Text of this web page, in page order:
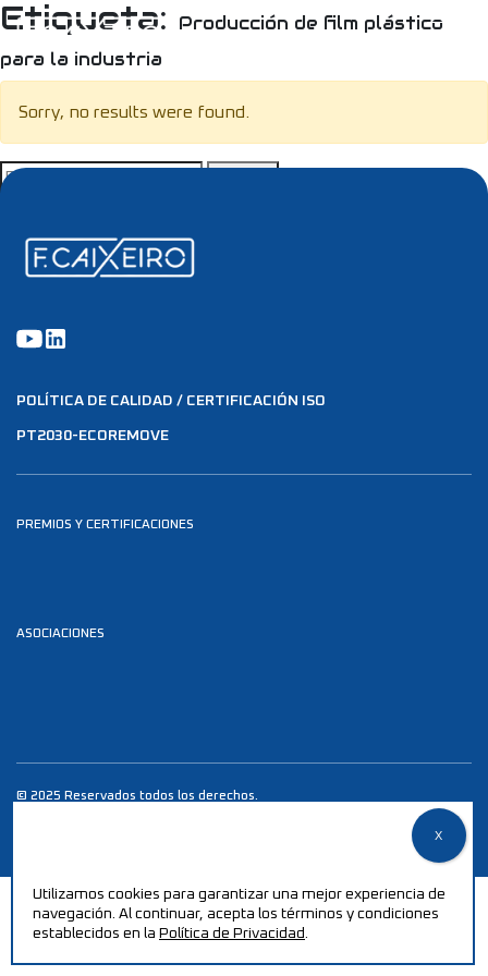
Etiqueta:
Producción de film plástico
para la industria
Sorry, no results were found.
Buscar:
POLÍTICA DE CALIDAD / CERTIFICACIÓN ISO
PT2030-ECOREMOVE
PREMIOS Y CERTIFICACIONES
ASOCIACIONES
© 2025 Reservados todos los derechos.
Utilizamos cookies para garantizar una mejor experiencia de
navegación. Al continuar, acepta los términos y condiciones
establecidos en la Política de Privacidad.